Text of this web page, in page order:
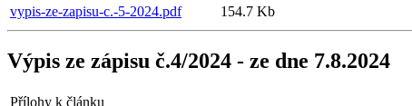
vypis-ze-zapisu-c.-5-2024.pdf
154.7 Kb
Výpis ze zápisu č.4/2024 - ze dne 7.8.2024
Přílohy k článku